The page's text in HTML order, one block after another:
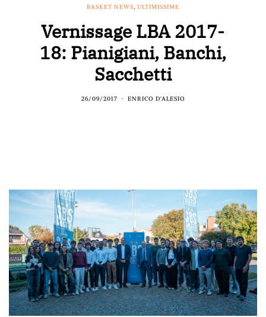
BASKET NEWS, ULTIMISSIME
Vernissage LBA 2017-
18: Pianigiani, Banchi,
Sacchetti
26/09/2017 ENRICO D'ALESIO